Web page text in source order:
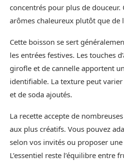
concentrés pour plus de
arômes chaleureux plutôt que de
Cette boisson se sert
les entrées festives. Les touches
girofle et de cannelle apportent
identifiable. La texture peut
et de soda ajoutés.
La recette accepte de
aux plus créatifs. Vous pouvez
selon vos invités ou proposer
L’essentiel reste l’équilibre entre